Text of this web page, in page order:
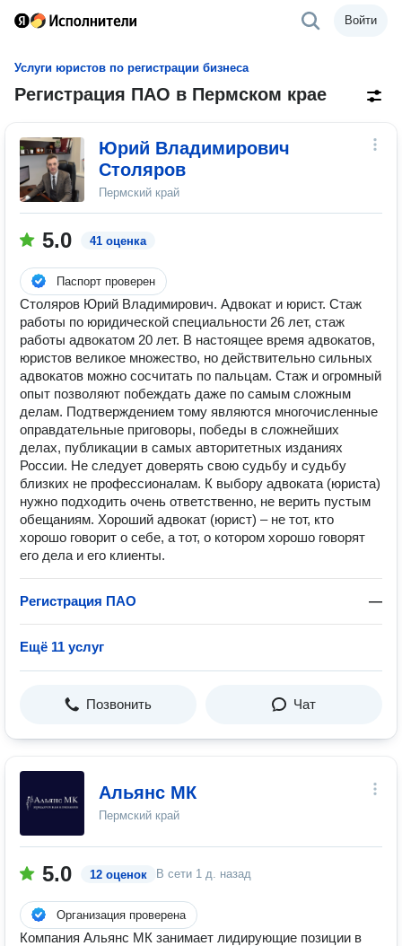
Войти
Услуги юристов по регистрации бизнеса
Регистрация ПАО в Пермском крае
Юрий Владимирович
Столяров
Пермский край
5.0 41 оценка
Паспорт проверен
Столяров Юрий Владимирович. Адвокат и юрист. Стаж
работы по юридической специальности 26 лет, стаж
работы адвокатом 20 лет. В настоящее время адвокатов,
юристов великое множество, но действительно сильных
адвокатов можно сосчитать по пальцам. Стаж и огромный
опыт позволяют побеждать даже по самым сложным
делам. Подтверждением тому являются многочисленные
оправдательные приговоры, победы в сложнейших
делах, публикации в самых авторитетных изданиях
России. Не следует доверять свою судьбу и судьбу
близких не профессионалам. К выбору адвоката (юриста)
нужно подходить очень ответственно, не верить пустым
обещаниям. Хороший адвокат (юрист) – не тот, кто
хорошо говорит о себе, а тот, о котором хорошо говорят
его дела и его клиенты.
Регистрация ПАО —
Ещё 11 услуг
Позвонить Чат
Альянс МК
Пермский край
5.0 12 оценок В сети 1 д. назад
Организация проверена
Компания Альянс МК занимает лидирующие позиции в